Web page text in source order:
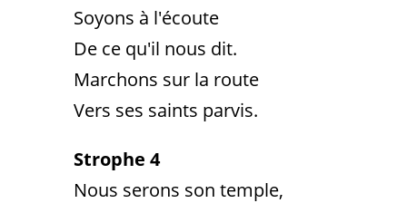
Soyons à l'écoute
De ce qu'il nous dit.
Marchons sur la route
Vers ses saints parvis.
Strophe 4
Nous serons son temple,